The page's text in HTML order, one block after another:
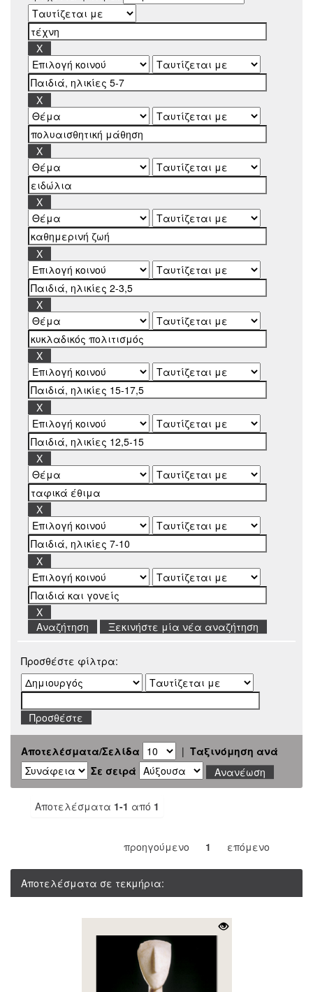
Ξεκινήστε μία νέα αναζήτηση
Προσθέστε φίλτρα:
Αποτελέσματα/Σελίδα | Ταξινόμηση ανά
Σε σειρά
Αποτελέσματα 1-1 από 1
προηγούμενο 1 επόμενο
Αποτελέσματα σε τεκμήρια: